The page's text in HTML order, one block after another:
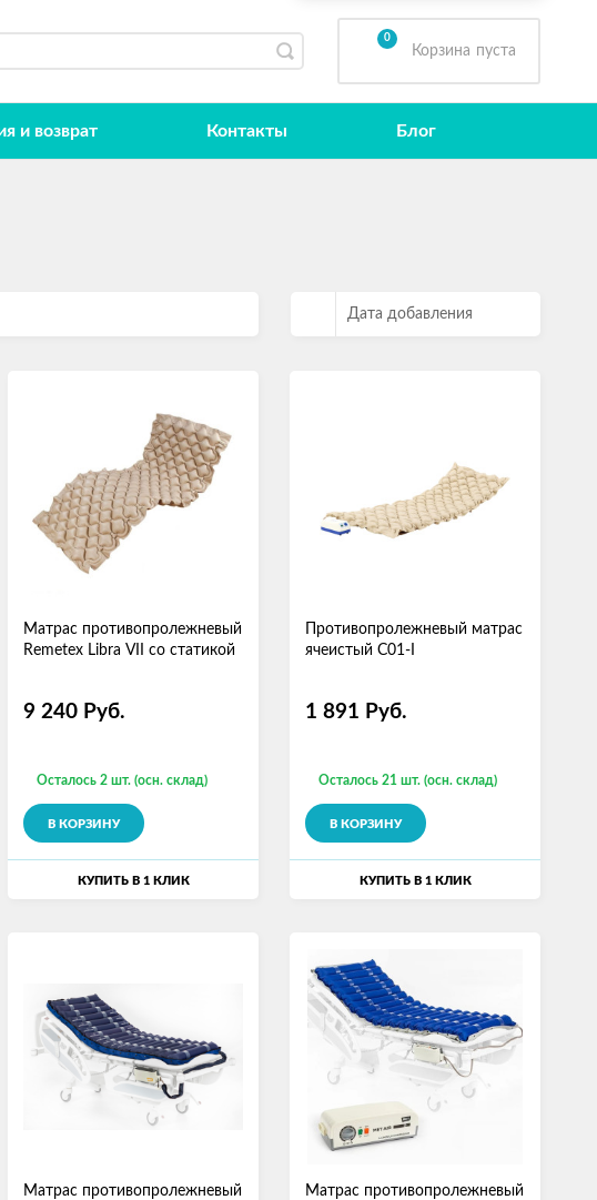
0
Корзина пуста
и возврат Контакты Блог
Дата добавления
Матрас противопролежневый
Remetex Libra VII со статикой
9 240 Руб.
Осталось 2 шт. (осн. склад)
В КОРЗИНУ
КУПИТЬ В 1 КЛИК
Противопролежневый матрас
ячеистый C01-I
1 891 Руб.
Осталось 21 шт. (осн. склад)
В КОРЗИНУ
КУПИТЬ В 1 КЛИК
Матрас противопролежневый
Матрас противопролежневый